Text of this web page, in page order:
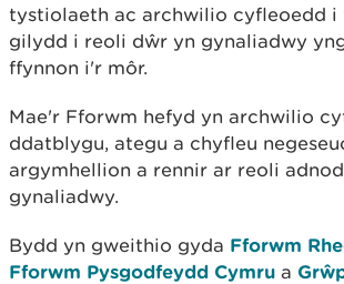
tystiolaeth ac archwilio cyfleoedd i
gilydd i reoli dŵr yn gynaliadwy
ffynnon i'r môr.
Mae'r Fforwm hefyd yn archwilio
ddatblygu, ategu a chyfleu
argymhellion a rennir ar reoli
gynaliadwy.
Bydd yn gweithio gyda Fforwm
Fforwm Pysgodfeydd Cymru a